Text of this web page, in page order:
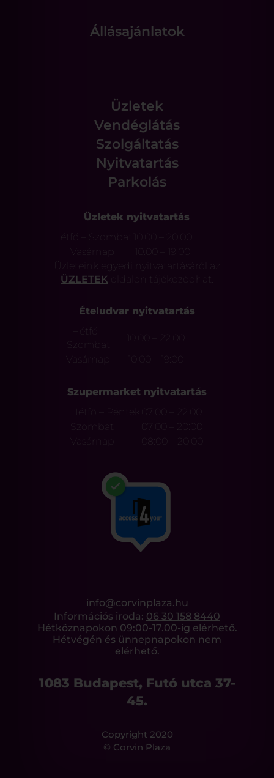
Állásajánlatok
Üzletek
Vendéglátás
Szolgáltatás
Nyitvatartás
Parkolás
Üzletek nyitvatartás
Hétfő – Szombat
Vasárnap
Üzleteink egyedi nyitvatartásáról az
ÜZLETEK oldalon tájékozódhat.
Ételudvar nyitvatartás
Hétfő –
Szombat
Vasárnap
Szupermarket nyitvatartás
Hétfő – Péntek
Szombat
Vasárnap
08:00 – 20:00
info@corvinplaza.hu
Információs iroda: 06 30 158 8440
Hétköznapokon 09:00-17.00-ig elérhető.
Hétvégén és ünnepnapokon nem
elérhető.
1083 Budapest, Futó utca 37-
45.
Copyright 2020
© Corvin Plaza